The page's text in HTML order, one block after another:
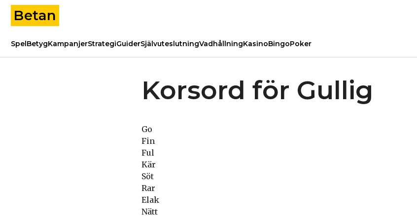
Betan
SpelBetygKampanjerStrategiGuiderSjälvuteslutningVadhållningKasinoBingoPoker
Korsord för Gullig
Go
Fin
Ful
Kär
Söt
Rar
Elak
Nätt